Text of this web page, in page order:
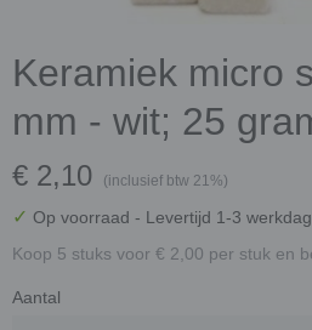
Keramiek micro
mm - wit; 25
€ 2,10 (inclusief btw 21%)
✓ Op voorraad - Levertijd 1-3
Koop 5 stuks voor € 2,00 per stuk en
Aantal